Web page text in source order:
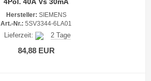
Hersteller: SIEMENS
Art.-Nr.: 5SV3344-6LA01
Lieferzeit: 2 Tage
84,88 EUR